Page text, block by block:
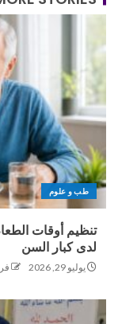
طب و علوم
تنظيم أوقات
لدى كبار السن
يوليو 29, 2026